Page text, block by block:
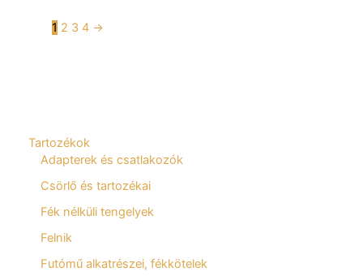
Tartozékok
Adapterek és csatlakozók
Csörlő és tartozékai
Fék nélküli tengelyek
Felnik
Futómű alkatrészei, fékkötelek
1 2 3 4 →